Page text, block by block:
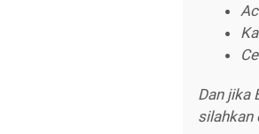
Dan jika
silahkan